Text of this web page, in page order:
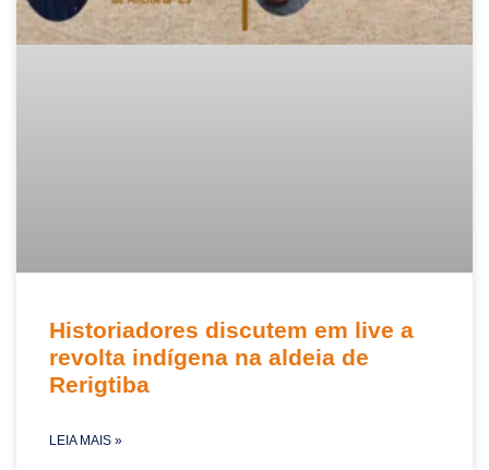
Historiadores discutem em live a
revolta indígena na aldeia de
Rerigtiba
LEIA MAIS »